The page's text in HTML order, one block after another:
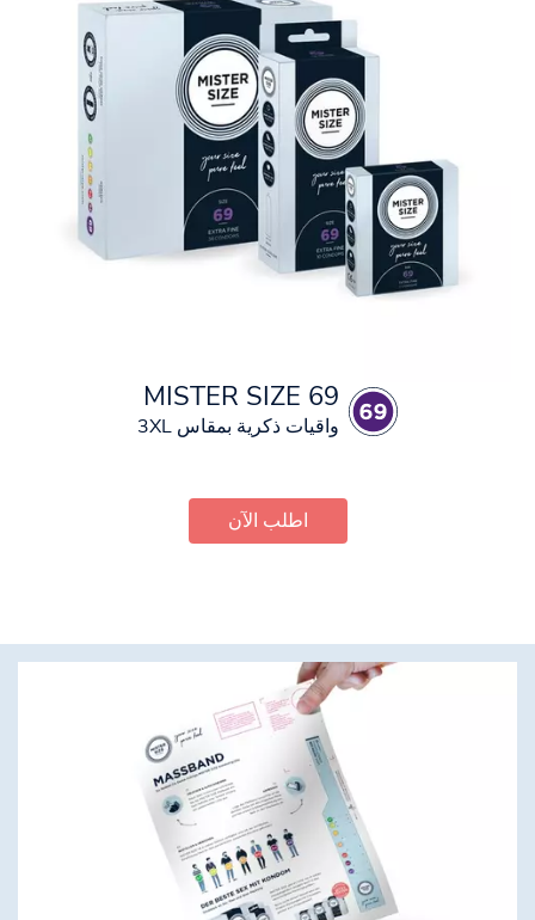
MISTER SIZE 69
واقيات ذكرية بمقاس 3XL
اطلب الآن